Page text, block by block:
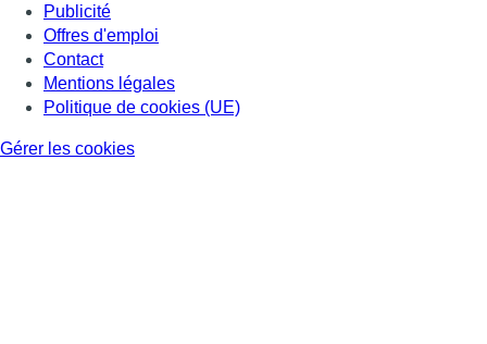
Publicité
Offres d'emploi
Contact
Mentions légales
Politique de cookies (UE)
Gérer les cookies